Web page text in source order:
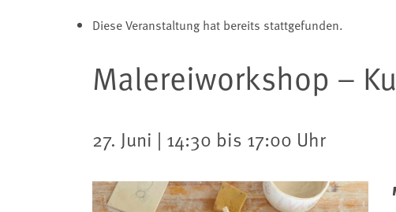
Diese Veranstaltung hat bereits stattgefunden.
Malereiworkshop –
27. Juni | 14:30 bis 17:00 Uhr